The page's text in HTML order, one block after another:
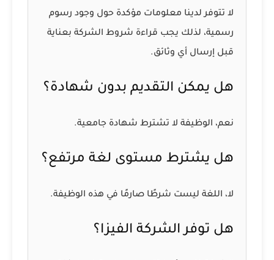
لا تتوفر لدينا معلومات مؤكدة حول وجود رسوم
رسمية، لذلك يجب قراءة شروط الشركة بعناية
قبل إرسال أي وثائق.
هل يمكن التقديم بدون شهادة؟
نعم، الوظيفة لا تشترط شهادة جامعية.
هل يشترط مستوى لغة مرتفع؟
لا، اللغة ليست شرطًا صارمًا في هذه الوظيفة.
هل توفر الشركة الفيزا؟